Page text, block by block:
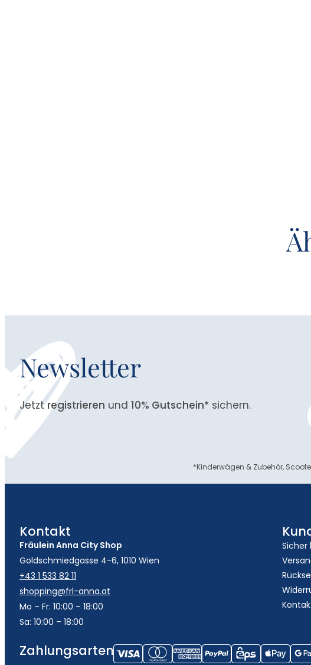
Newsletter
Jetztregistrieren und 10% Gutschein* sichern.
*Kinderwägen & Zubehör,
Kontakt
Fräulein Anna City Shop
Goldschmiedgasse 4-6, 1010 Wien
+43 1 533 82 11
shopping@frl-anna.at
Mo – Fr: 10:00 – 18:00
Sa: 10:00 – 18:00
Sicher
Zahlungsarten